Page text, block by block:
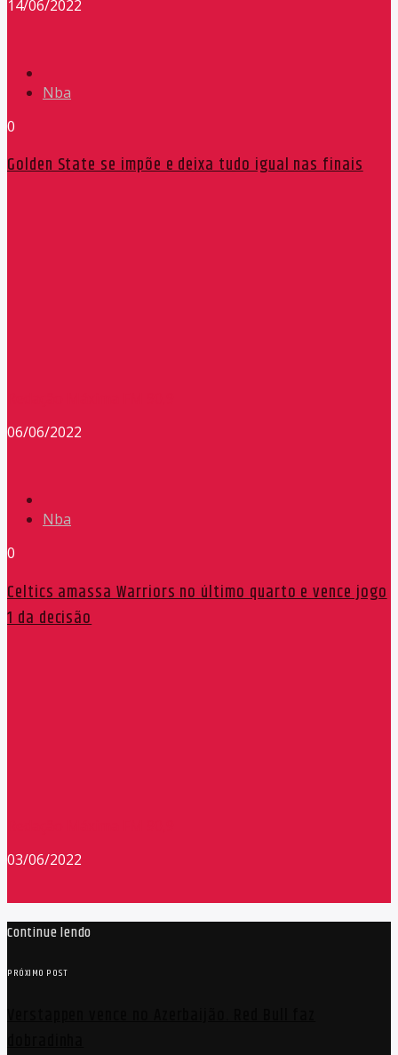
14/06/2022
Nba
0
Golden State se impõe e deixa tudo igual nas finais
06/06/2022
Nba
0
Celtics amassa Warriors no último quarto e vence jogo
1 da decisão
03/06/2022
Continue lendo
PRÓXIMO POST